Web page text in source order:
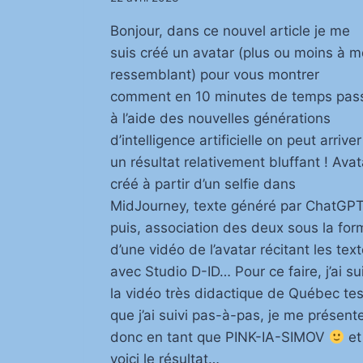
Bonjour, dans ce nouvel article je me
suis créé un avatar (plus ou moins à
ressemblant) pour vous montrer
comment en 10 minutes de temps
à l’aide des nouvelles générations
d’intelligence artificielle on peut
un résultat relativement bluffant !
créé à partir d’un selfie dans
MidJourney, texte généré par ChatGPT
puis, association des deux sous la
d’une vidéo de l’avatar récitant les
avec Studio D-ID… Pour ce faire, j’ai
la vidéo très didactique de Québec
que j’ai suivi pas-à-pas, je me
donc en tant que PINK-IA-SIMOV
et
voici le résultat…